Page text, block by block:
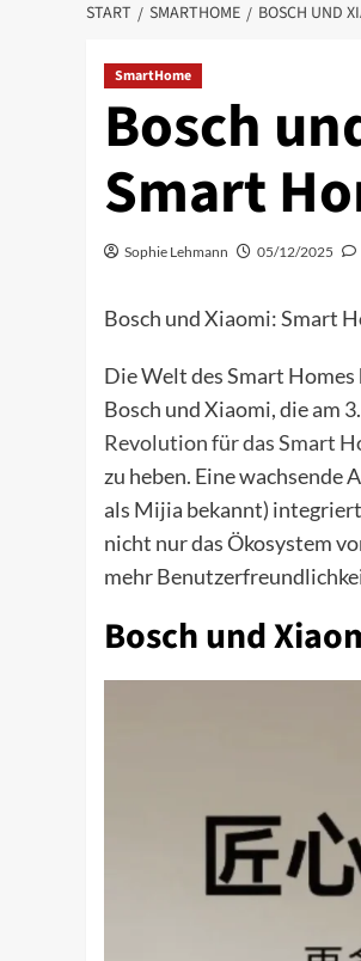
START SMARTHOME BOSCH UND
SmartHome
Bosch
Smart
Sophie Lehmann 05/12/2025
Bosch und Xiaomi: Smart
Die Welt des Smart
Bosch und Xiaomi, die am
Revolution für das Smart
zu heben. Eine
als Mijia bekannt)
nicht nur das Ökosystem
mehr
Bosch und